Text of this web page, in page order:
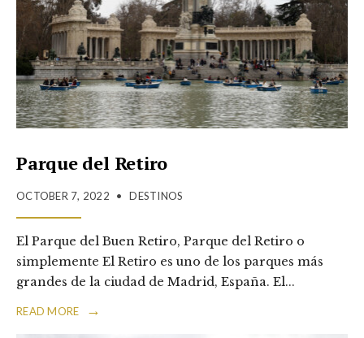
Parque del Retiro
OCTOBER 7, 2022 • DESTINOS
El Parque del Buen Retiro, Parque del Retiro o
simplemente El Retiro es uno de los parques más
grandes de la ciudad de Madrid, España. El...
READ MORE →